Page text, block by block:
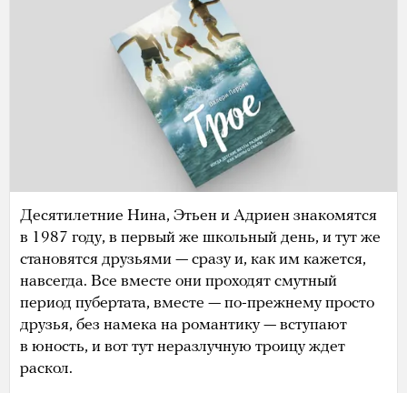
Десятилетние Нина, Этьен и Адриен знакомятся
в 1987 году, в первый же школьный день, и тут же
становятся друзьями — сразу и, как им кажется,
навсегда. Все вместе они проходят смутный
период пубертата, вместе — по-прежнему просто
друзья, без намека на романтику — вступают
в юность, и вот тут неразлучную троицу ждет
раскол.